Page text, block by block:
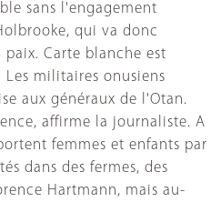
sans l'engagement
qui va donc
Carte blanche est
militaires onusiens
aux généraux de l'Otan.
affirme la journaliste. A
femmes et enfants par
dans des fermes, des
Hartmann, mais au-